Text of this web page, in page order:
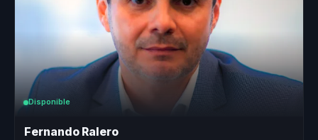
Disponible
Fernando Ralero